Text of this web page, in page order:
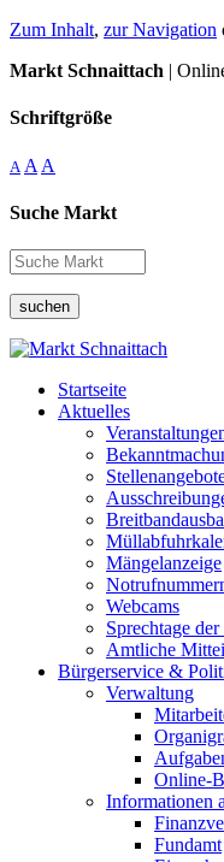
Zum Inhalt, zur Navigation
Markt Schnaittach |
Schriftgröße
A A A
Suche Markt
suchen
Startseite
Aktuelles
Mängelanzeige
Webcams
Sprechtage
Amtliche
Bürgerservice &
Verwaltung
Online-
Informationen
Fundamt